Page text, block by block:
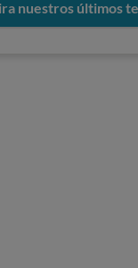
nuestros últimos